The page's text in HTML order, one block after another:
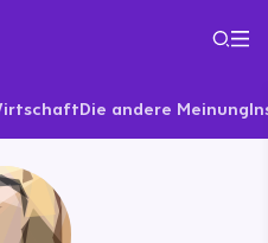
Die andere Meinung